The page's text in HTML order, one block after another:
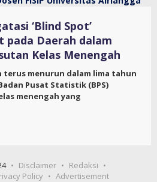
‘Blind Spot’
pada Daerah dalam
Kelas Menengah
terus menurun dalam lima tahun
Pusat Statistik (BPS)
menengah yang
Disclaimer
Redaksi
Policy Advertisement